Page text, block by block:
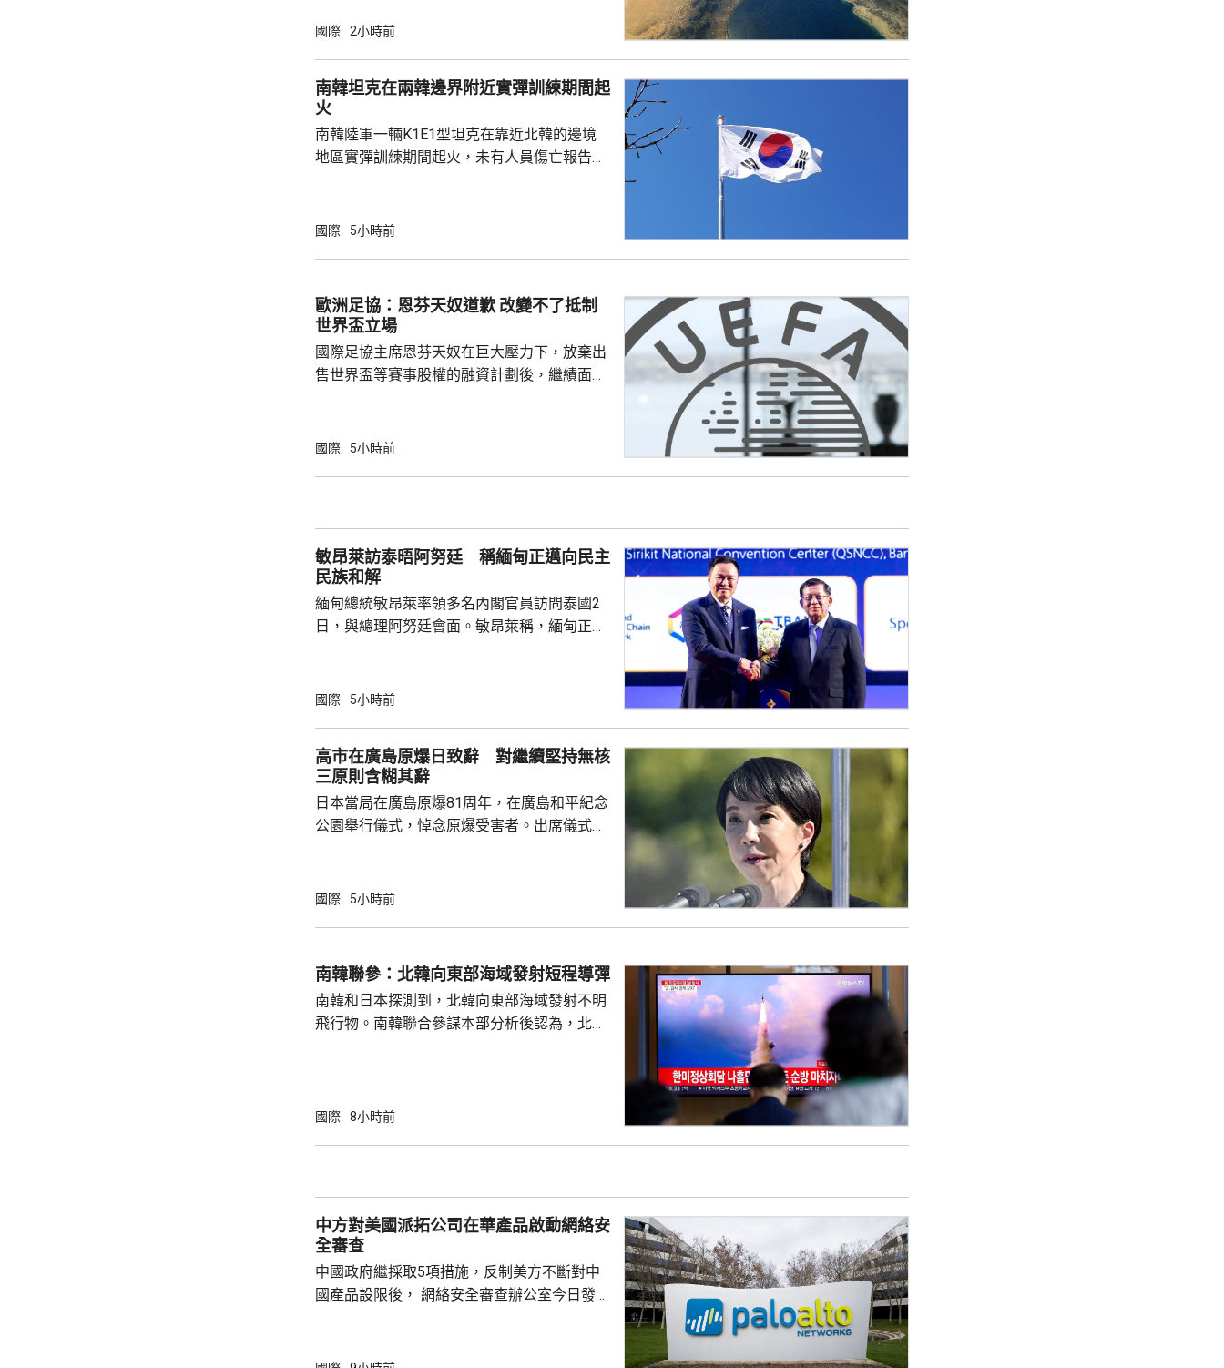
民用貨物不得通過有關區域；參與針對「抵抗
成賠償前無法獲得通過霍爾木茲海峽和波斯灣
的許可。 根據方案，違反相關規定者，將被處
以最高達貨物價值20%的罰款。伊朗政...
國際 2小時前
南韓坦克在兩韓邊界附近實彈訓練期間起
火
南韓陸軍一輛K1E1型坦克在靠近北韓的邊境
地區實彈訓練期間起火，未有人員傷亡報告。
甲旅，上午完成射擊訓練、前往集結地點途中
人員，要求停車並安全疏散，南韓軍方和消防
部門正調查起火原因。
國際 5小時前
歐洲足協：恩芬天奴道歉 改變不了抵制
世界盃立場
國際足協主席恩芬天奴在巨大壓力下，放棄出
售世界盃等賽事股權的融資計劃後，繼績面臨
歉；國際足協會後發聲明，重申全力支持恩芬
恩芬天奴作出道歉，改變不了他們抵制世界盃
等國際足協相關賽事的立場，他們對恩芬...
國際 5小時前
敏昂萊訪泰晤阿努廷 稱緬甸正邁向民主
民族和解
緬甸總統敏昂萊率領多名內閣官員訪問泰國2
日，與總理阿努廷會面。敏昂萊稱，緬甸正重
關係，並尋求與東盟建立更良好關係。阿努廷
蓋緬甸籍勞工問題、流經兩國河流的水質管
理，以及太空觀測技術等。 今次是敏昂萊繼訪
問中國、印度和老撾後，近月出訪的第四個...
國際 5小時前
高市在廣島原爆日致辭 對繼續堅持無核
三原則含糊其辭
日本當局在廣島原爆81周年，在廣島和平紀念
公園舉行儀式，悼念原爆受害者。出席儀式的
為實現無核武世界而繼續不懈努力的使命。 不
持無核三原則，但並未明確表示日本將繼續堅
持有關原則。 高市在儀式結束後的記者會亦拒
絕就修訂「安保三文件」時是否堅持...
國際 5小時前
南韓聯參：北韓向東部海域發射短程導彈
南韓和日本探測到，北韓向東部海域發射不明
飛行物。南韓聯合參謀本部分析後認為，北韓
年以來的第10次。美國與南韓今個月將舉行戰
國際 8小時前
中方對美國派拓公司在華產品啟動網絡安
全審查
中國政府繼採取5項措施，反制美方不斷對中
國產品設限後， 網絡安全審查辦公室今日發公
公告指，為保障關鍵信息基礎設施安全穩定運